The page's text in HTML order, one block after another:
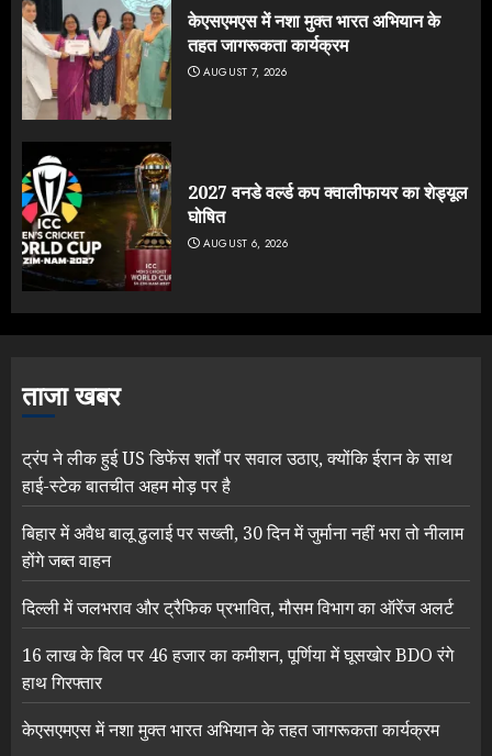
केएसएमएस में नशा मुक्त भारत अभियान के
तहत जागरूकता कार्यक्रम
AUGUST 7, 2026
2027 वनडे वर्ल्ड कप क्वालीफायर का शेड्यूल
घोषित
AUGUST 6, 2026
ताजा खबर
ट्रंप ने लीक हुई US डिफेंस शर्तों पर सवाल उठाए, क्योंकि ईरान के साथ
हाई-स्टेक बातचीत अहम मोड़ पर है
बिहार में अवैध बालू ढुलाई पर सख्ती, 30 दिन में जुर्माना नहीं भरा तो नीलाम
होंगे जब्त वाहन
दिल्ली में जलभराव और ट्रैफिक प्रभावित, मौसम विभाग का ऑरेंज अलर्ट
16 लाख के बिल पर 46 हजार का कमीशन, पूर्णिया में घूसखोर BDO रंगे
हाथ गिरफ्तार
केएसएमएस में नशा मुक्त भारत अभियान के तहत जागरूकता कार्यक्रम